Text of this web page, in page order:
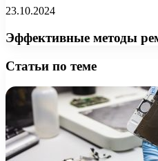
23.10.2024
Эффективные методы
Статьи по теме